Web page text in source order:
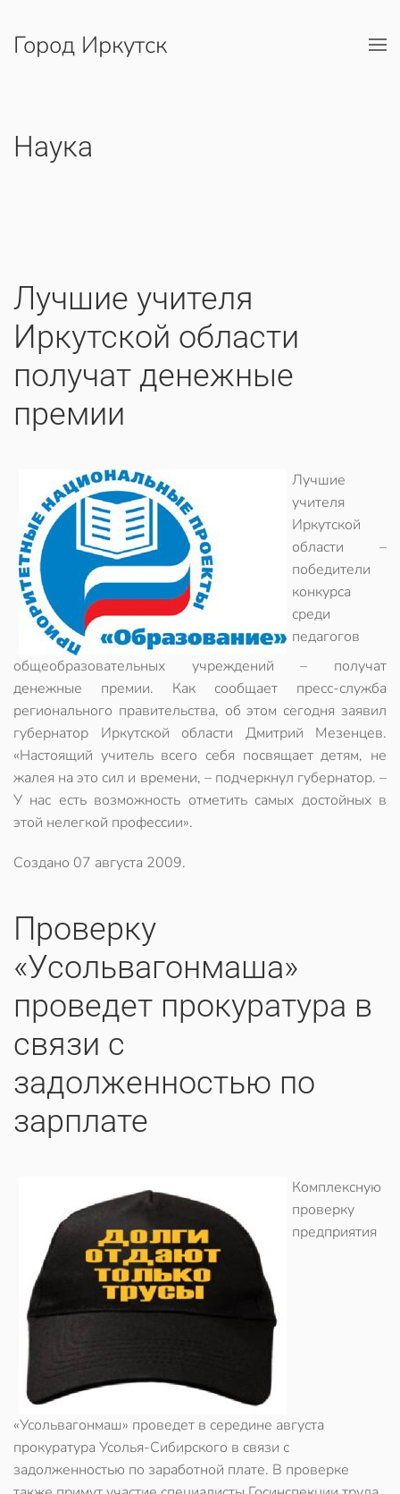
Перейти к содержимому
Город Иркутск
Наука
Лучшие учителя
Иркутской области
получат денежные
премии
Лучшие
учителя
Иркутской
области –
победители
конкурса
среди
педагогов
общеобразовательных учреждений – получат
денежные премии. Как сообщает пресс-служба
регионального правительства, об этом сегодня заявил
губернатор Иркутской области Дмитрий Мезенцев.
«Настоящий учитель всего себя посвящает детям, не
жалея на это сил и времени, – подчеркнул губернатор. –
У нас есть возможность отметить самых достойных в
этой нелегкой профессии».
Создано 07 августа 2009.
Проверку
«Усольвагонмаша»
проведет прокуратура в
связи с
задолженностью по
зарплате
Комплексную
проверку
предприятия
«Усольвагонмаш» проведет в середине августа
прокуратура Усолья-Сибирского в связи с
задолженностью по заработной плате. В проверке